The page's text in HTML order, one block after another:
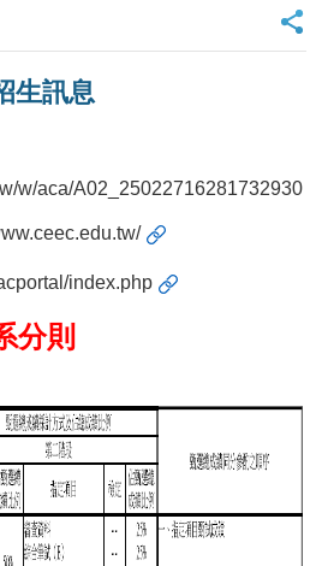
生訊息
w/aca/A02_25022716281732930
index.php
分則